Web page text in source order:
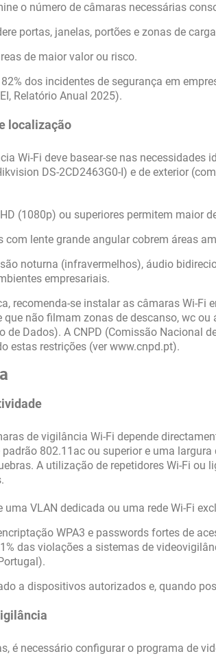
o número de câmaras necessárias
portas, janelas, portões e zonas de
de maior valor ou risco.
dos incidentes de segurança em
Relatório Anual 2025).
localização
Wi-Fi deve basear-se nas necessidades
DS-2CD2463G0-I) e de exterior
(1080p) ou superiores permitem maior
com lente grande angular cobrem áreas
noturna (infravermelhos), áudio
empresariais.
recomenda-se instalar as câmaras Wi-Fi
que não filmam zonas de descanso, wc ou
de Dados). A CNPD (Comissão Nacional
estas restrições (ver www.cnpd.pt).
de vigilância Wi-Fi depende
padrão 802.11ac ou superior e uma
A utilização de repetidores Wi-Fi ou
uma VLAN dedicada ou uma rede Wi-Fi
WPA3 e passwords fortes de
das violações a sistemas de
a dispositivos autorizados e, quando
é necessário configurar o programa de